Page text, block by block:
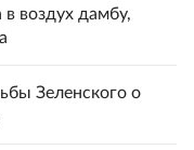
воздух дамбу,
Зеленского о